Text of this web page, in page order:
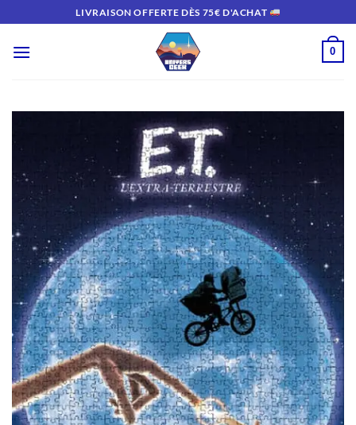
au
contenu
LIVRAISON OFFERTE DÈS 75€ D'ACHAT
0